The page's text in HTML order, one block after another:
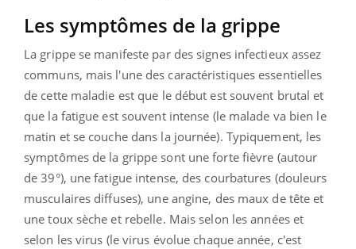
Les symptômes de la grippe
La grippe se manifeste par des signes infectieux assez
communs, mais l'une des caractéristiques essentielles
de cette maladie est que le début est souvent brutal et
que la fatigue est souvent intense (le malade va bien le
matin et se couche dans la journée). Typiquement, les
symptômes de la grippe sont une forte fièvre (autour
de 39°), une fatigue intense, des courbatures (douleurs
musculaires diffuses), une angine, des maux de tête et
une toux sèche et rebelle. Mais selon les années et
selon les virus (le virus évolue chaque année, c'est